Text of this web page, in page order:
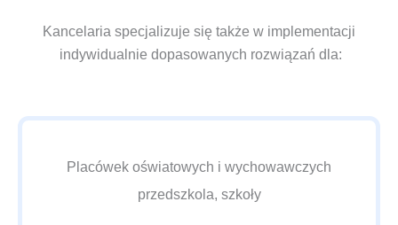
Kancelaria specjalizuje się także w implementacji
indywidualnie dopasowanych rozwiązań dla:
Placówek oświatowych i wychowawczych
przedszkola, szkoły